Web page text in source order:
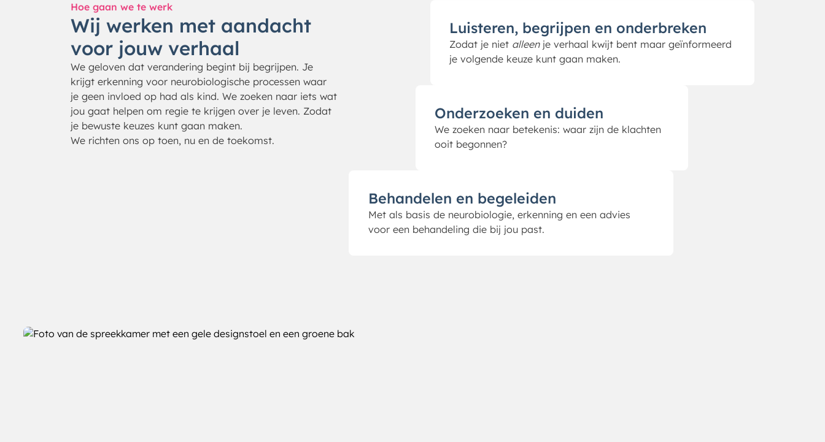
Hoe gaan we te werk
Wij werken met aandacht
voor jouw verhaal
We geloven dat verandering begint bij begrijpen. Je
krijgt erkenning voor neurobiologische processen waar
je geen invloed op had als kind. We zoeken naar iets wat
jou gaat helpen om regie te krijgen over je leven. Zodat
je bewuste keuzes kunt gaan maken.
We richten ons op toen, nu en de toekomst.
Luisteren, begrijpen en onderbreken
Zodat je niet alleenje verhaal kwijt bent maar geïnformeerd
je volgende keuze kunt gaan maken.
Onderzoeken en duiden
We zoeken naar betekenis: waar zijn de klachten
ooit begonnen?
Behandelen en begeleiden
Met als basis de neurobiologie, erkenning en een advies
voor een behandeling die bij jou past.